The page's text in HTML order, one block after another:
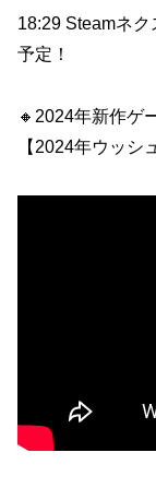
18:29 Steamネ
予定！
🔸2024年新作ゲ
【2024年ウッシ